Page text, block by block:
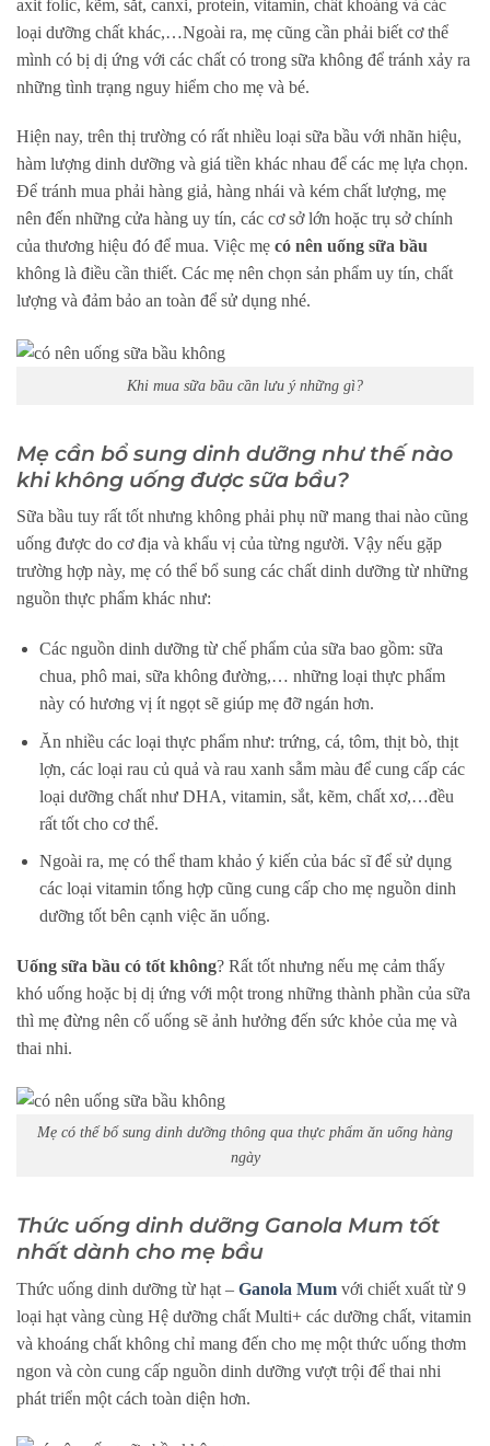
axit folic, kẽm, sắt, canxi, protein, vitamin, chất khoáng và các
loại dưỡng chất khác,…Ngoài ra, mẹ cũng cần phải biết cơ thể
mình có bị dị ứng với các chất có trong sữa không để tránh xảy ra
những tình trạng nguy hiểm cho mẹ và bé.
Hiện nay, trên thị trường có rất nhiều loại sữa bầu với nhãn hiệu,
hàm lượng dinh dưỡng và giá tiền khác nhau để các mẹ lựa chọn.
Để tránh mua phải hàng giả, hàng nhái và kém chất lượng, mẹ
nên đến những cửa hàng uy tín, các cơ sở lớn hoặc trụ sở chính
của thương hiệu đó để mua. Việc mẹ có nên uống sữa bầu
không là điều cần thiết. Các mẹ nên chọn sản phẩm uy tín, chất
lượng và đảm bảo an toàn để sử dụng nhé.
Khi mua sữa bầu cần lưu ý những gì?
Mẹ cần bổ sung dinh dưỡng như thế nào
khi không uống được sữa bầu?
Sữa bầu tuy rất tốt nhưng không phải phụ nữ mang thai nào cũng
uống được do cơ địa và khẩu vị của từng người. Vậy nếu gặp
trường hợp này, mẹ có thể bổ sung các chất dinh dưỡng từ những
nguồn thực phẩm khác như:
Các nguồn dinh dưỡng từ chế phẩm của sữa bao gồm: sữa
chua, phô mai, sữa không đường,… những loại thực phẩm
này có hương vị ít ngọt sẽ giúp mẹ đỡ ngán hơn.
Ăn nhiều các loại thực phẩm như: trứng, cá, tôm, thịt bò, thịt
lợn, các loại rau củ quả và rau xanh sẫm màu để cung cấp các
loại dưỡng chất như DHA, vitamin, sắt, kẽm, chất xơ,…đều
rất tốt cho cơ thể.
Ngoài ra, mẹ có thể tham khảo ý kiến của bác sĩ để sử dụng
các loại vitamin tổng hợp cũng cung cấp cho mẹ nguồn dinh
dưỡng tốt bên cạnh việc ăn uống.
Uống sữa bầu có tốt không? Rất tốt nhưng nếu mẹ cảm thấy
khó uống hoặc bị dị ứng với một trong những thành phần của sữa
thì mẹ đừng nên cố uống sẽ ảnh hưởng đến sức khỏe của mẹ và
thai nhi.
Mẹ có thể bổ sung dinh dưỡng thông qua thực phẩm ăn uống hàng
ngày
Thức uống dinh dưỡng Ganola Mum tốt
nhất dành cho mẹ bầu
Thức uống dinh dưỡng từ hạt – Ganola Mum với chiết xuất từ 9
loại hạt vàng cùng Hệ dưỡng chất Multi+ các dưỡng chất, vitamin
và khoáng chất không chỉ mang đến cho mẹ một thức uống thơm
ngon và còn cung cấp nguồn dinh dưỡng vượt trội để thai nhi
phát triển một cách toàn diện hơn.